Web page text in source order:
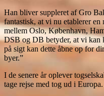
Han bliver suppleret af Gro
fantastisk, at vi nu etablerer
mellem Oslo, København,
DSB og DB betyder, at vi kan
på sigt kan dette åbne op for
byer.”
I de senere år oplever
tage rejse med tog ud i Europa.